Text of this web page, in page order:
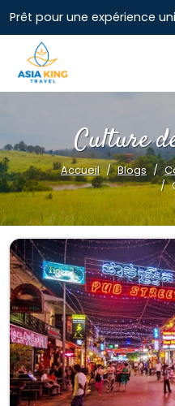
Prêt pour une expérience
Culture
Accueil Blogs